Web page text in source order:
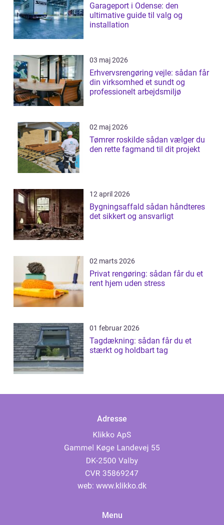
Garageport i Odense: den
ultimative guide til valg og
installation
03 maj 2026
Erhvervsrengøring vejle: sådan får
din virksomhed et sundt og
professionelt arbejdsmiljø
02 maj 2026
Tømrer roskilde sådan vælger du
den rette fagmand til dit projekt
12 april 2026
Bygningsaffald sådan håndteres
det sikkert og ansvarligt
02 marts 2026
Privat rengøring: sådan får du et
rent hjem uden stress
01 februar 2026
Tagdækning: sådan får du et
stærkt og holdbart tag
Adresse
web: www.klikko.dk
Menu